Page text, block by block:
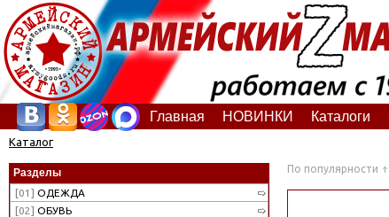
Главная НОВИНКИ Каталоги
Каталог
Разделы
[01] ОДЕЖДА
[02] ОБУВЬ
По популярности